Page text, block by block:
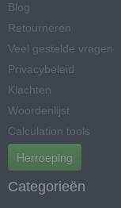
Blog
Retourneren
Veel gestelde vragen
Privacybeleid
Klachten
Woordenlijst
Calculation tools
Herroeping
Categorieën